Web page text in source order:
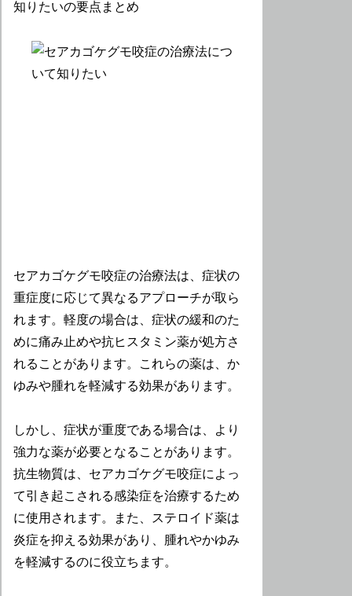
セアカゴケグモ咬症の治療法は、症状の
重症度に応じて異なるアプローチが取ら
れます。軽度の場合は、症状の緩和のた
めに痛み止めや抗ヒスタミン薬が処方さ
れることがあります。これらの薬は、か
ゆみや腫れを軽減する効果があります。
しかし、症状が重度である場合は、より
強力な薬が必要となることがあります。
抗生物質は、セアカゴケグモ咬症によっ
て引き起こされる感染症を治療するため
に使用されます。また、ステロイド薬は
炎症を抑える効果があり、腫れやかゆみ
を軽減するのに役立ちます。